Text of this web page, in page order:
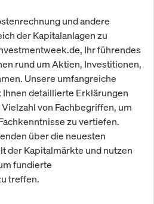
und andere
der Kapitalanlagen zu
Ihr führendes
rund um Aktien, Investitionen,
Unsere umfangreiche
detaillierte Erklärungen
von Fachbegriffen, um
zu vertiefen.
über die neuesten
der Kapitalmärkte und nutzen
fundierte
treffen.